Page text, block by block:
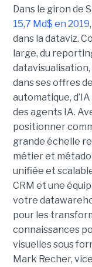
Dans le giron de
15,7 Md$ en 2019
dans la dataviz.
large, du
datavisualisation,
dans ses offres
automatique,
des agents IA.
positionner
grande échelle
métier et
unifiée et
CRM et une
votre
pour les
connaissances
visuelles sous
Mark Recher,